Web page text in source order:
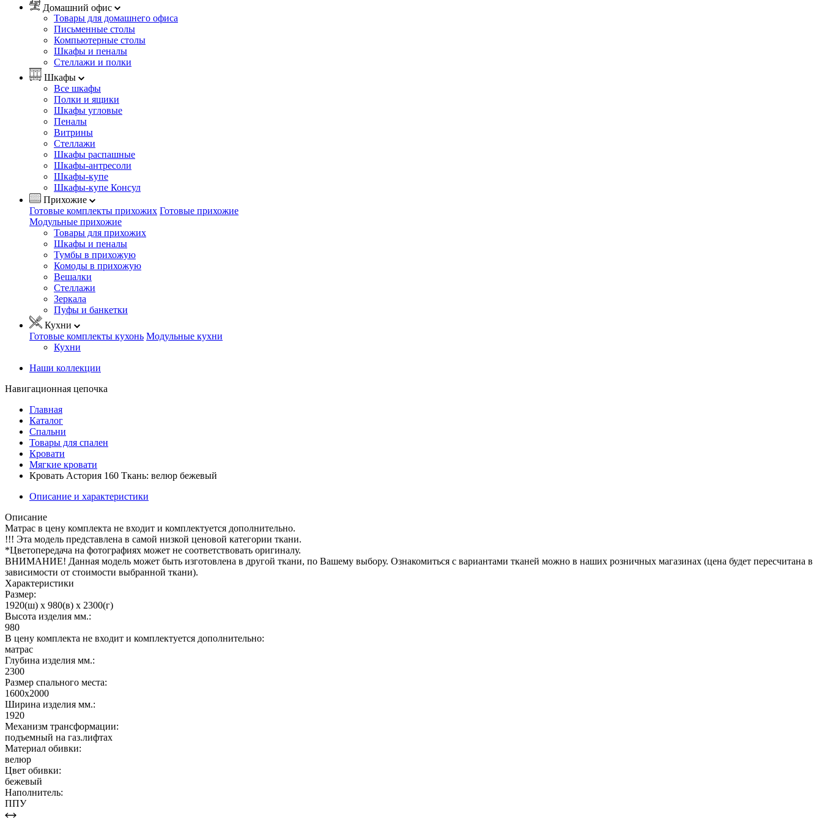
Домашний офис
Товары для домашнего офиса
Письменные столы
Компьютерные столы
Шкафы и пеналы
Стеллажи и полки
Шкафы
Все шкафы
Полки и ящики
Шкафы угловые
Пеналы
Витрины
Стеллажи
Шкафы распашные
Шкафы-антресоли
Шкафы-купе
Шкафы-купе Консул
Прихожие
Готовые комплекты прихожих Готовые прихожие
Модульные прихожие
Товары для прихожих
Шкафы и пеналы
Тумбы в прихожую
Комоды в прихожую
Вешалки
Стеллажи
Зеркала
Пуфы и банкетки
Кухни
Готовые комплекты кухонь Модульные кухни
Кухни
Наши коллекции
Навигационная цепочка
Главная
Каталог
Спальни
Товары для спален
Кровати
Мягкие кровати
Кровать Астория 160 Ткань: велюр бежевый
Описание и характеристики
Описание
Матрас в цену комплекта не входит и комплектуется дополнительно.
!!! Эта модель представлена в самой низкой ценовой категории ткани.
*Цветопередача на фотографиях может не соответствовать оригиналу.
ВНИМАНИЕ! Данная модель может быть изготовлена в другой ткани, по Вашему выбору. Ознакомиться с вариантами тканей можно в наших розничных магазинах (цена будет пересчитана в
зависимости от стоимости выбранной ткани).
Характеристики
Размер:
1920(ш) x 980(в) x 2300(г)
Высота изделия мм.:
980
В цену комплекта не входит и комплектуется дополнительно:
матрас
Глубина изделия мм.:
2300
Размер спального места:
1600х2000
Ширина изделия мм.:
1920
Механизм трансформации:
подъемный на газ.лифтах
Материал обивки:
велюр
Цвет обивки:
бежевый
Наполнитель:
ППУ